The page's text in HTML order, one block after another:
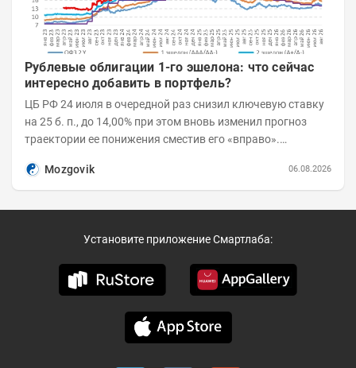
Рублевые облигации 1-го эшелона: что сейчас
интересно добавить в портфель?
ЦБ РФ 24 июля в очередной раз снизил ключевую ставку
на 25 б. п., до 14,00% при этом вновь изменил прогноз
траектории ее понижения сместив его «вправо».
Mozgovik
06.08.2026
Установите приложение Смартлаба: